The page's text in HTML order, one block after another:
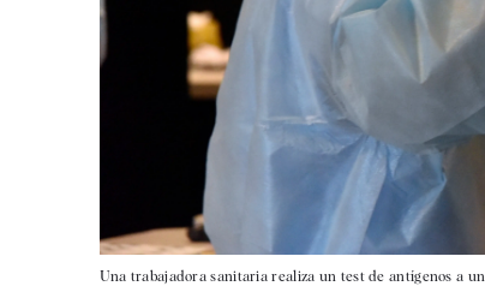
Una trabajadora sanitaria realiza un test de antígenos a